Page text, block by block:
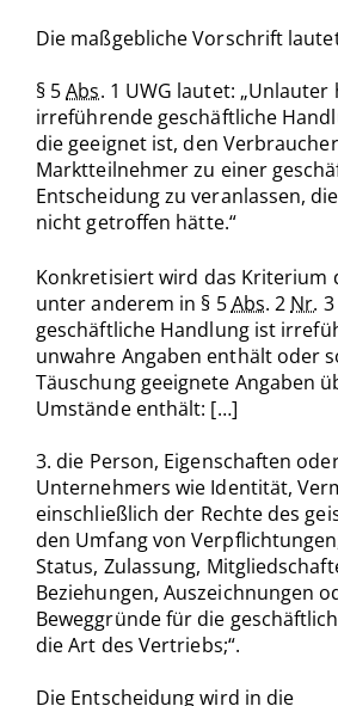
Die maßgebliche Vorschrift
§ 5Abs. 1 UWG lautet:
irreführende geschäftliche
die geeignet ist, den
Marktteilnehmer zu einer
Entscheidung zu veranlassen,
nicht getroffen hätte.“
Konkretisiert wird das Kriterium
unter anderem in § 5Abs. 2Nr.
geschäftliche Handlung ist
unwahre Angaben enthält oder
Täuschung geeignete Angaben
Umstände enthält: […]
3. die Person, Eigenschaften
Unternehmers wie Identität,
einschließlich der Rechte des
den Umfang von
Status, Zulassung,
Beziehungen, Auszeichnungen
Beweggründe für die
die Art des Vertriebs;“.
Die Entscheidung wird in die